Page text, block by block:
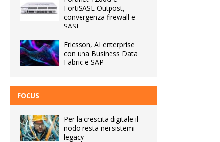
FortiSASE Outpost,
convergenza firewall e
SASE
Ericsson, AI enterprise
con una Business Data
Fabric e SAP
FOCUS
Per la crescita digitale il
nodo resta nei sistemi
legacy